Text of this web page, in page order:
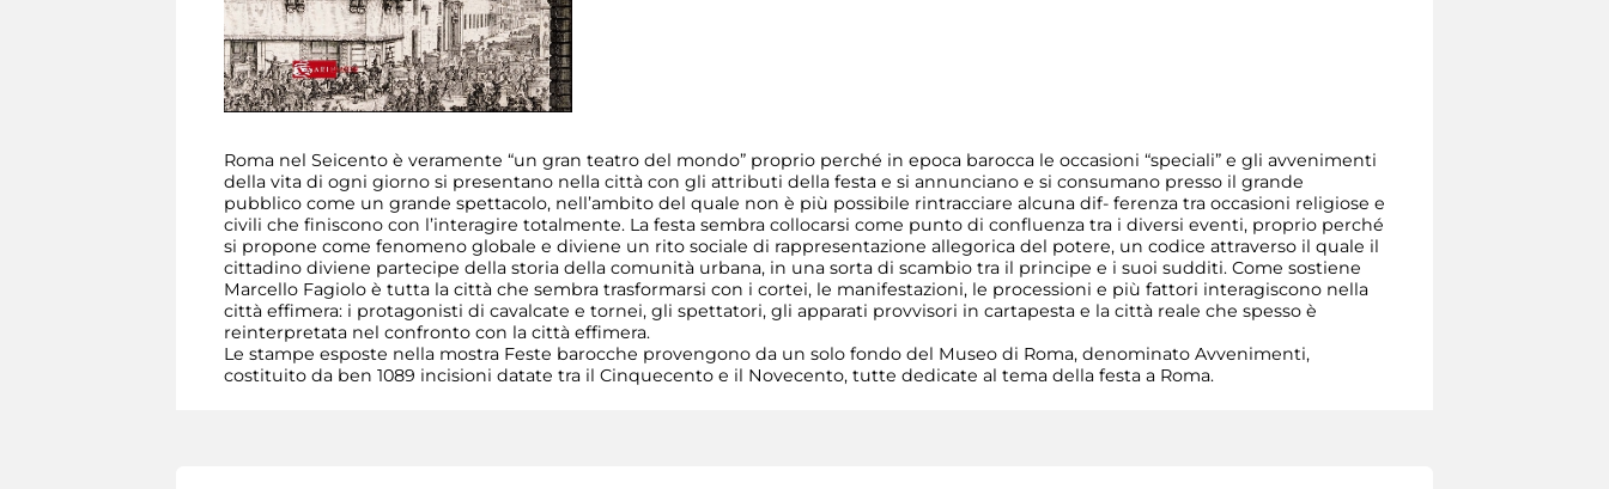
Roma nel Seicento è veramente “un gran teatro del mondo” proprio perché in epoca barocca le occasioni “speciali” e gli avvenimenti
della vita di ogni giorno si presentano nella città con gli attributi della festa e si annunciano e si consumano presso il grande
pubblico come un grande spettacolo, nell’ambito del quale non è più possibile rintracciare alcuna dif- ferenza tra occasioni religiose e
civili che finiscono con l’interagire totalmente. La festa sembra collocarsi come punto di confluenza tra i diversi eventi, proprio perché
si propone come fenomeno globale e diviene un rito sociale di rappresentazione allegorica del potere, un codice attraverso il quale il
cittadino diviene partecipe della storia della comunità urbana, in una sorta di scambio tra il principe e i suoi sudditi. Come sostiene
Marcello Fagiolo è tutta la città che sembra trasformarsi con i cortei, le manifestazioni, le processioni e più fattori interagiscono nella
città effimera: i protagonisti di cavalcate e tornei, gli spettatori, gli apparati provvisori in cartapesta e la città reale che spesso è
reinterpretata nel confronto con la città effimera.
Le stampe esposte nella mostra Feste barocche provengono da un solo fondo del Museo di Roma, denominato Avvenimenti,
costituito da ben 1089 incisioni datate tra il Cinquecento e il Novecento, tutte dedicate al tema della festa a Roma.